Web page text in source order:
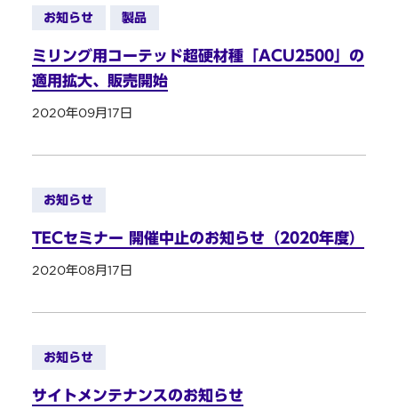
お知らせ 製品
ミリング用コーテッド超硬材種「ACU2500」の
適用拡大、販売開始
2020年09月17日
お知らせ
TECセミナー 開催中止のお知らせ（2020年度）
2020年08月17日
お知らせ
サイトメンテナンスのお知らせ